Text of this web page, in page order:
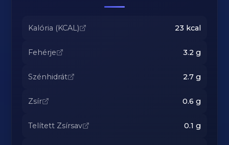
Kalória (KCAL) 23 kcal
Fehérje 3.2 g
Szénhidrát 2.7g
Zsír 0.6 g
Telített Zsírsav 0.1 g